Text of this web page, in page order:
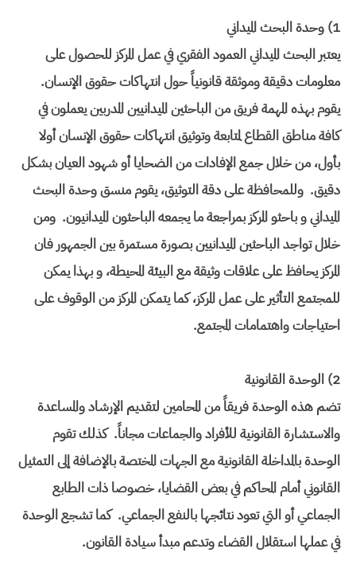
1) وحدة البحث الميداني
يعتبر البحث الميداني العمود الفقري في عمل المركز للحصول على
معلومات دقيقة وموثقة قانونياً حول انتهاكات حقوق الإنسان.
يقوم بهذه المهمة فريق من الباحثين الميدانيين المدربين يعملون في
كافة مناطق القطاع لمتابعة وتوثيق انتهاكات حقوق الإنسان أولا
بأول، من خلال جمع الإفادات من الضحايا أو شهود العيان بشكل
دقيق. وللمحافظة على دقة التوثيق، يقوم منسق وحدة البحث
الميداني و باحثو المركز بمراجعة ما يجمعه الباحثون الميدانيون. ومن
خلال تواجد الباحثين الميدانيين بصورة مستمرة بين الجمهور فان
المركز يحافظ على علاقات وثيقة مع البيئة المحيطة، و بهذا يمكن
للمجتمع التأثير على عمل المركز، كما يتمكن المركز من الوقوف على
احتياجات واهتمامات المجتمع.
2) الوحدة القانونية
تضم هذه الوحدة فريقاً من المحامين لتقديم الإرشاد والمساعدة
والاستشارة القانونية للأفراد والجماعات مجاناً. كذلك تقوم
الوحدة بالمداخلة القانونية مع الجهات المختصة بالإضافة إلى التمثيل
القانوني أمام المحاكم في بعض القضايا، خصوصا ذات الطابع
الجماعي أو التي تعود نتائجها بالنفع الجماعي. كما تشجع الوحدة
في عملها استقلال القضاء وتدعم مبدأ سيادة القانون.